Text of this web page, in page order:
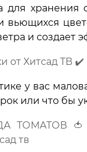
для
вьющихся
и создает
от Хитсад ТВ
у вас
или что бы
ТОМАТОВ
тв